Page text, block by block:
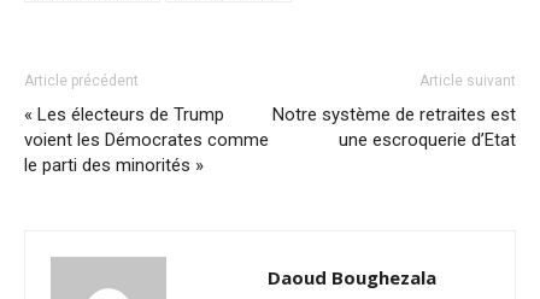
Article précédent
« Les électeurs de Trump
voient les Démocrates comme
le parti des minorités »
Article suivant
Notre système de retraites est
une escroquerie d’Etat
Daoud Boughezala